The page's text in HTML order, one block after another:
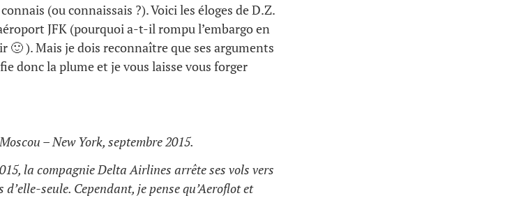
(ou connaissais ?). Voici les éloges de D.Z.
JFK (pourquoi a-t-il rompu l’embargo en
🙂 ). Mais je dois reconnaître que ses arguments
donc la plume et je vous laisse vous forger
– New York, septembre 2015.
la compagnie Delta Airlines arrête ses vols vers
seule. Cependant, je pense qu’Aeroflot et